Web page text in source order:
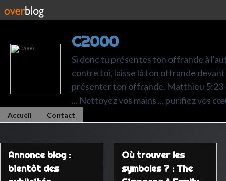
C2000
Si donc tu présentes ton offrande à
contre toi, laisse là ton offrande
présenter ton offrande. Matthieu 5:23-
... Nettoyez vos mains ... purifiez vos
Accueil Contact
Annonce blog :
bientôt des
Où trouver les
symboles ? : The